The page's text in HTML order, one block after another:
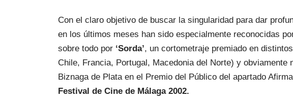
Con el claro objetivo de buscar la singularidad para dar
en los últimos meses han sido especialmente reconocidas
sobre todo por ‘Sorda’, un cortometraje premiado en
Chile, Francia, Portugal, Macedonia del Norte) y obviamente
Biznaga de Plata en el Premio del Público del apartado
Festival de Cine de Málaga 2002.